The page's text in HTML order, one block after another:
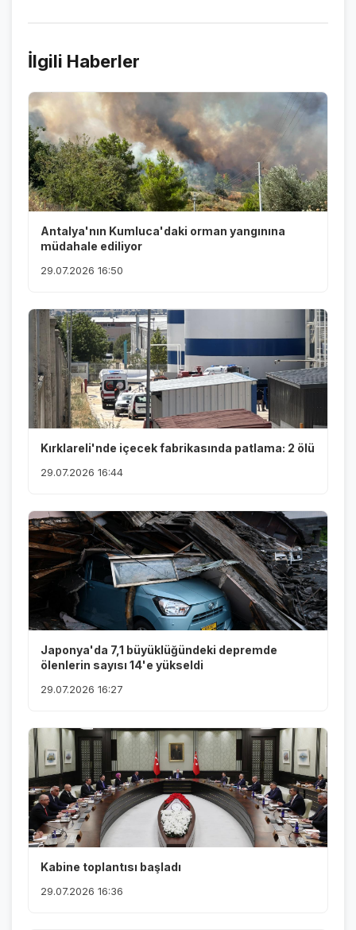
İlgili Haberler
Antalya'nın Kumluca'daki orman yangınına
müdahale ediliyor
29.07.2026 16:50
Kırklareli'nde içecek fabrikasında patlama: 2 ölü
29.07.2026 16:44
Japonya'da 7,1 büyüklüğündeki depremde
ölenlerin sayısı 14'e yükseldi
29.07.2026 16:27
Kabine toplantısı başladı
29.07.2026 16:36